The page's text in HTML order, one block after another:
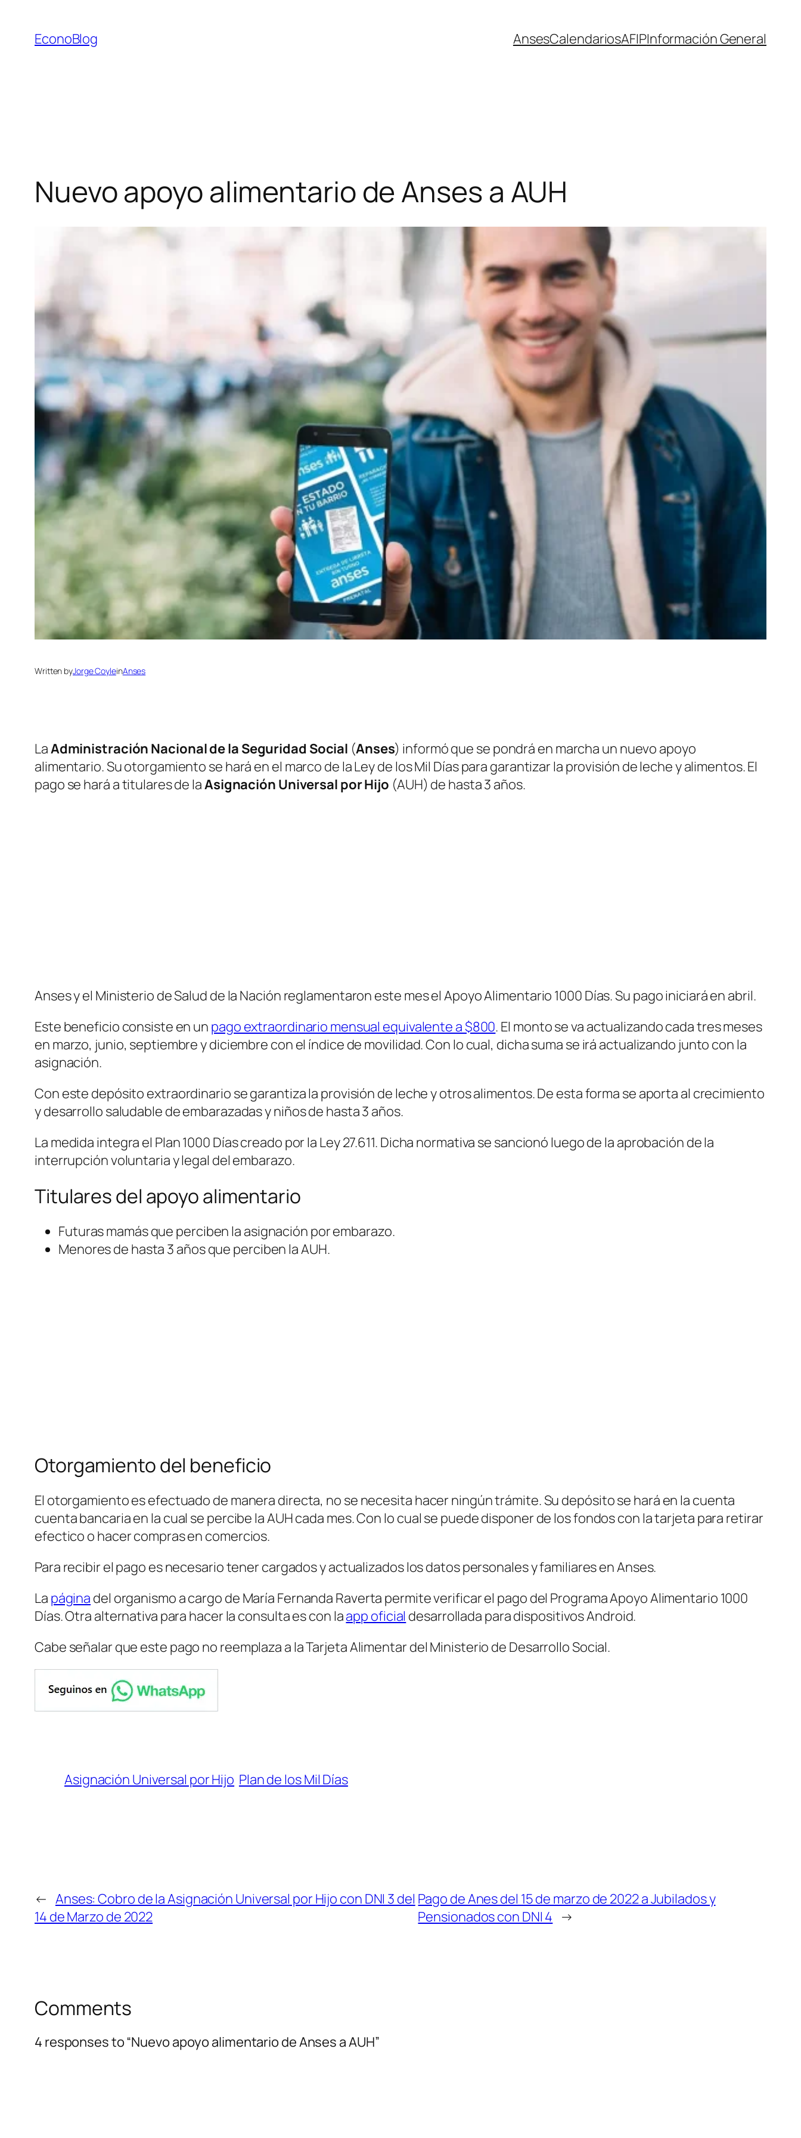
contenido
EconoBlog AnsesCalendariosAFIPInformación General
Nuevo apoyo alimentario de Anses a AUH
Written byJorge CoyleinAnses
LaAdministración Nacional de la Seguridad Social (Anses) informó que se pondrá en marcha un nuevo apoyo
alimentario. Su otorgamiento se hará en el marco de la Ley de los Mil Días para garantizar la provisión de leche y alimentos. El
pago se hará a titulares de laAsignación Universal por Hijo (AUH) de hasta 3 años.
Anses y el Ministerio de Salud de la Nación reglamentaron este mes el Apoyo Alimentario 1000 Días. Su pago iniciará en abril.
Este beneficio consiste en un pago extraordinario mensual equivalente a $800. El monto se va actualizando cada tres meses
en marzo, junio, septiembre y diciembre con el índice de movilidad. Con lo cual, dicha suma se irá actualizando junto con la
asignación.
Con este depósito extraordinario se garantiza la provisión de leche y otros alimentos. De esta forma se aporta al crecimiento
y desarrollo saludable de embarazadas y niños de hasta 3 años.
La medida integra el Plan 1000 Días creado por la Ley 27.611. Dicha normativa se sancionó luego de la aprobación de la
interrupción voluntaria y legal del embarazo.
Titulares del apoyo alimentario
Futuras mamás que perciben la asignación por embarazo.
Menores de hasta 3 años que perciben la AUH.
Otorgamiento del beneficio
El otorgamiento es efectuado de manera directa, no se necesita hacer ningún trámite. Su depósito se hará en la cuenta
cuenta bancaria en la cual se percibe la AUH cada mes. Con lo cual se puede disponer de los fondos con la tarjeta para retirar
efectico o hacer compras en comercios.
Para recibir el pago es necesario tener cargados y actualizados los datos personales y familiares en Anses.
La página del organismo a cargo de María Fernanda Raverta permite verificar el pago del Programa Apoyo Alimentario 1000
Días. Otra alternativa para hacer la consulta es con laapp oficial desarrollada para dispositivos Android.
Cabe señalar que este pago no reemplaza a la Tarjeta Alimentar del Ministerio de Desarrollo Social.
Asignación Universal por Hijo Plan de los Mil Días
← Anses: Cobro de la Asignación Universal por Hijo con DNI 3 del
14 de Marzo de 2022
Pago de Anes del 15 de marzo de 2022 a Jubilados y
Pensionados con DNI 4 →
Comments
4 responses to “Nuevo apoyo alimentario de Anses a AUH”